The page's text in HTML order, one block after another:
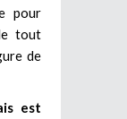
pour
tout
de
est